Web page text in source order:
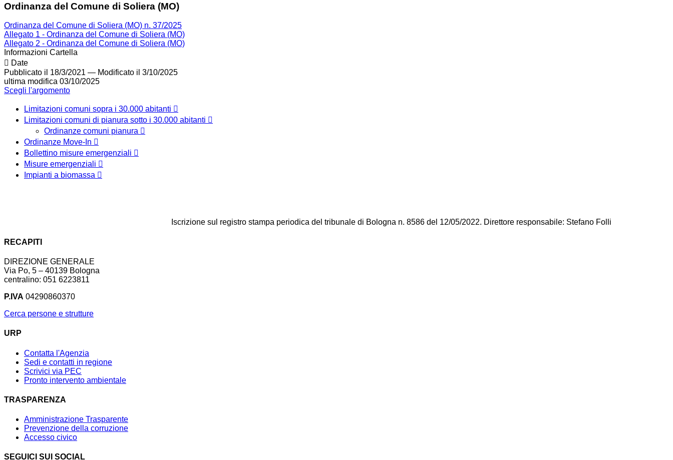
Ordinanza del Comune di Soliera (MO)
Ordinanza del Comune di Soliera (MO) n. 37/2025
Allegato 1 - Ordinanza del Comune di Soliera (MO)
Allegato 2 - Ordinanza del Comune di Soliera (MO)
Informazioni Cartella
Date
Pubblicato il 18/3/2021 — Modificato il 3/10/2025
ultima modifica 03/10/2025
Scegli l'argomento
Limitazioni comuni sopra i 30.000 abitanti
Limitazioni comuni di pianura sotto i 30.000 abitanti
Ordinanze comuni pianura
Ordinanze Move-In
Bollettino misure emergenziali
Misure emergenziali
Impianti a biomassa
Iscrizione sul registro stampa periodica del tribunale di Bologna n. 8586 del 12/05/2022. Direttore responsabile: Stefano Folli
RECAPITI
DIREZIONE GENERALE
Via Po, 5 – 40139 Bologna
centralino: 051 6223811
P.IVA 04290860370
Cerca persone e strutture
URP
Contatta l'Agenzia
Sedi e contatti in regione
Scrivici via PEC
Pronto intervento ambientale
TRASPARENZA
Amministrazione Trasparente
Prevenzione della corruzione
Accesso civico
SEGUICI SUI SOCIAL